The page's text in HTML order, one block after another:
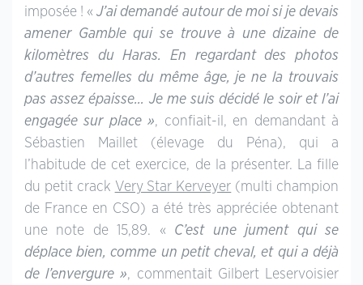
imposée ! «J’ai demandé autour de moi si je devais
amener Gamble qui se trouve à une dizaine de
kilomètres du Haras. En regardant des photos
d’autres femelles du même âge, je ne la trouvais
pas assez épaisse… Je me suis décidé le soir et l’ai
engagée sur place », confiait-il, en demandant à
Sébastien Maillet (élevage du Péna), qui a
l’habitude de cet exercice, de la présenter. La fille
du petit crack Very Star Kerveyer (multi champion
de France en CSO) a été très appréciée obtenant
une note de 15,89. « C’est une jument qui se
déplace bien, comme un petit cheval, et qui a déjà
de l’envergure », commentait Gilbert Leservoisier